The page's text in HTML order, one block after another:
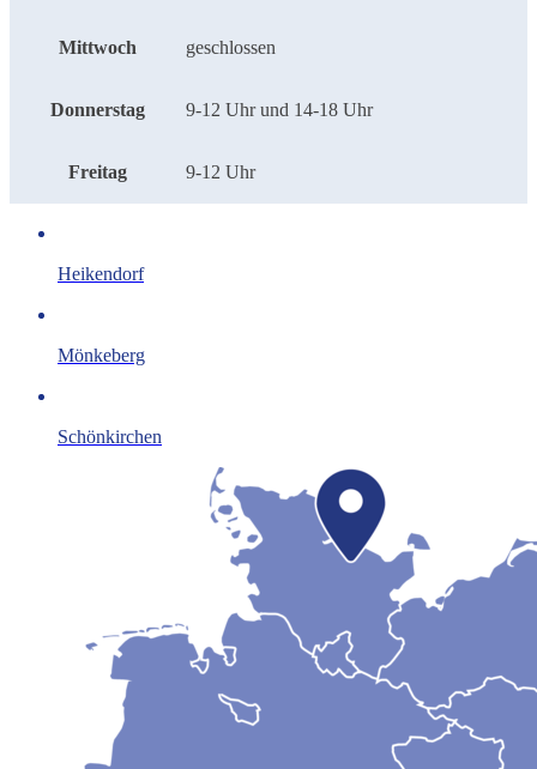
Mittwoch geschlossen
Donnerstag 9-12 Uhr und 14-18 Uhr
Freitag 9-12 Uhr
Heikendorf
Mönkeberg
Schönkirchen